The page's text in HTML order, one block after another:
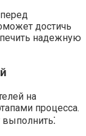
достичь
надежную
на
процесса.